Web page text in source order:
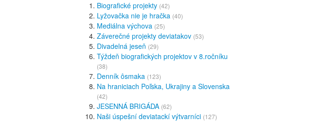
Biografické projekty (42)
Lyžovačka nie je hračka (40)
Mediálna výchova (25)
Záverečné projekty deviatakov (53)
Divadelná jeseň (29)
Týždeň biografických projektov v 8.ročníku
(38)
Denník ôsmaka (123)
Na hraniciach Poľska, Ukrajiny a Slovenska
(42)
JESENNÁ BRIGÁDA (62)
Naši úspešní deviatackí výtvarníci (127)